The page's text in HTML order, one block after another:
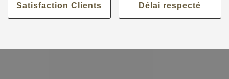
Satisfaction Clients Délai respecté